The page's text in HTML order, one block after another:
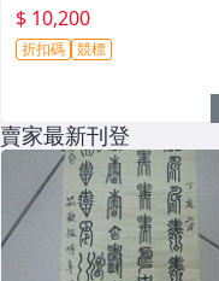
$ 10,200
折扣碼 競標
賣家最新刊登